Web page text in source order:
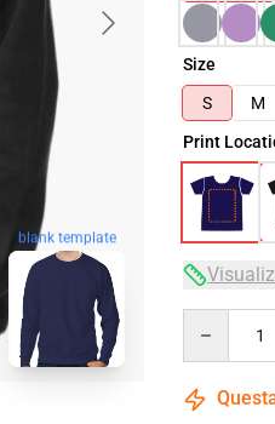
blank template
Size
S
M
Print